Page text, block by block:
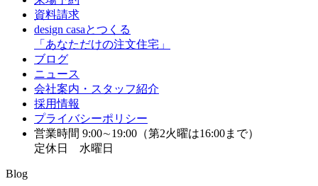
資料請求
design casaとつくる
「あなただけの注文住宅」
ブログ
ニュース
会社案内・スタッフ紹介
採用情報
プライバシーポリシー
営業時間 9:00∼19:00（第2火曜は16:00まで）
定休日 水曜日
Blog